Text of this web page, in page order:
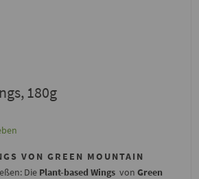
180g
VON GREEN MOUNTAIN
Die Plant-based Wingsvon Green